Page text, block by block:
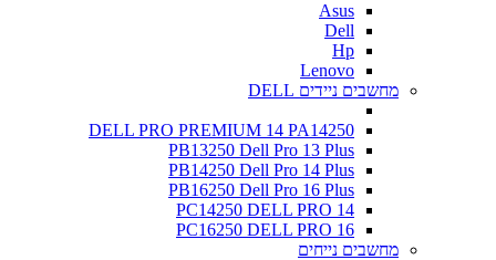
Asus
Dell
Hp
Lenovo
מחשבים ניידים DELL
DELL PRO PREMIUM 14 PA14250
PB13250 Dell Pro 13 Plus
PB14250 Dell Pro 14 Plus
PB16250 Dell Pro 16 Plus
PC14250 DELL PRO 14
PC16250 DELL PRO 16
מחשבים נייחים